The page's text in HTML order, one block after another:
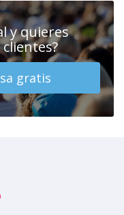
y quieres
gratis